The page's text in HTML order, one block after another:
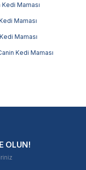
Maması
Maması
Maması
Kedi Maması
OLUN!